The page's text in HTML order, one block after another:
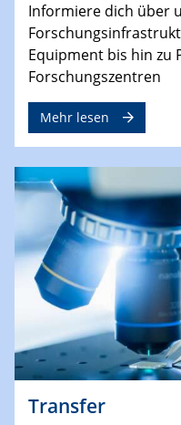
Informiere dich über
Equipment bis hin zu
Forschungszentren
Mehr lesen
Transfer